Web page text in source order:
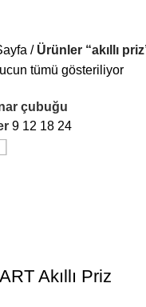
Ürünler “akıllı
tümü gösteriliyor
çubuğu
9 12 18 24
Akıllı Priz